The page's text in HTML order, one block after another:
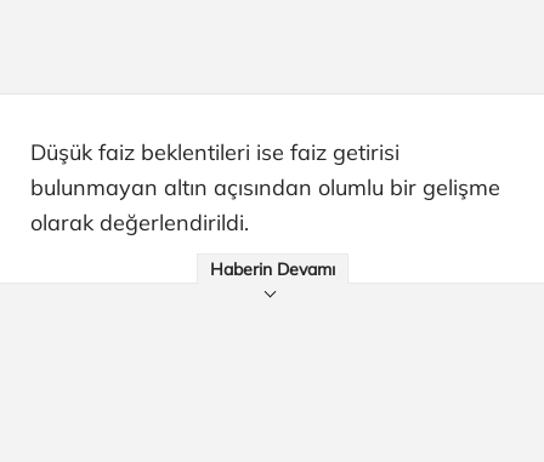
Düşük faiz beklentileri ise faiz getirisi
bulunmayan altın açısından olumlu bir gelişme
olarak değerlendirildi.
Haberin Devamı